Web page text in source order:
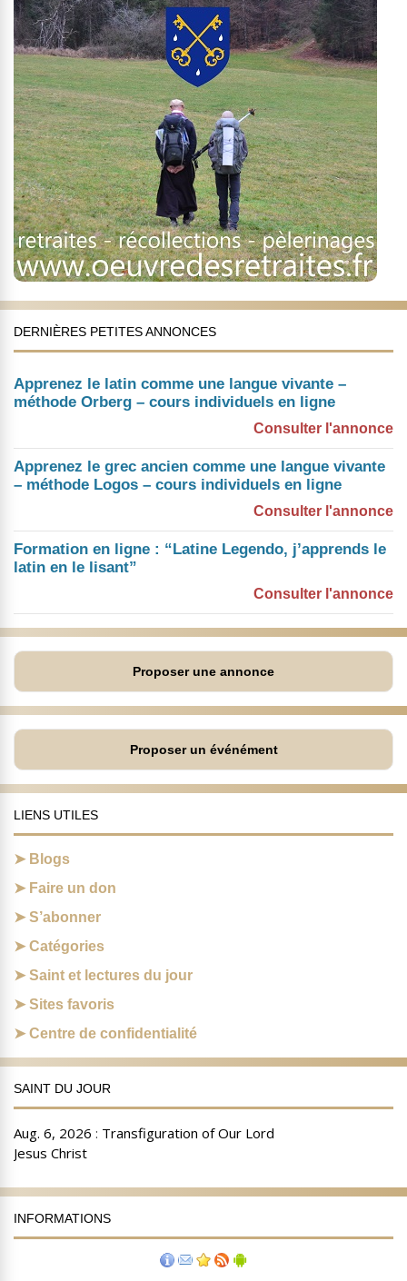
DERNIÈRES PETITES ANNONCES
Apprenez le latin comme une langue vivante –
méthode Orberg – cours individuels en ligne
Consulter l'annonce
Apprenez le grec ancien comme une langue vivante
– méthode Logos – cours individuels en ligne
Consulter l'annonce
Formation en ligne : “Latine Legendo, j’apprends le
latin en le lisant”
Consulter l'annonce
Proposer une annonce
Proposer un événément
LIENS UTILES
Blogs
Faire un don
S’abonner
Catégories
Saint et lectures du jour
Sites favoris
Centre de confidentialité
SAINT DU JOUR
INFORMATIONS